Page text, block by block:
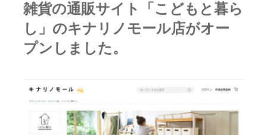
稿
日:
雑貨の通販サイト「こどもと暮ら
し」のキナリノモール店がオー
プンしました。